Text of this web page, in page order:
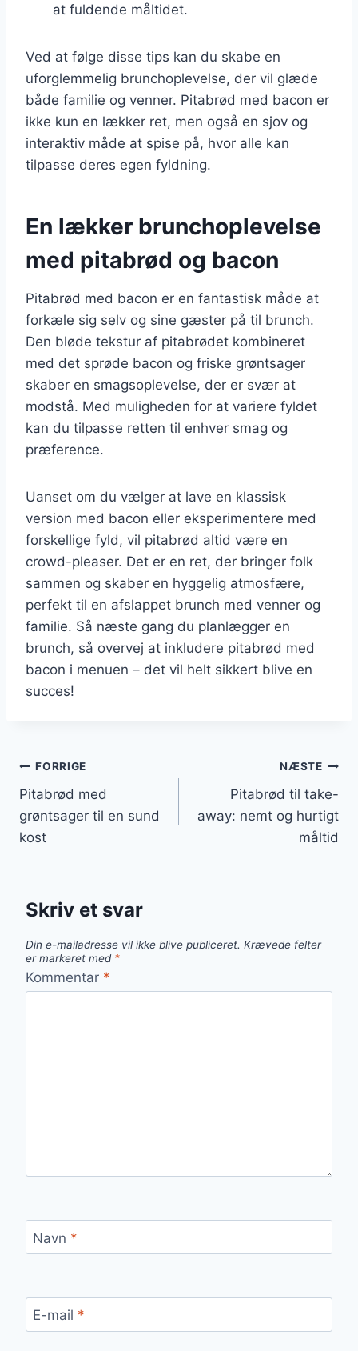
at fuldende måltidet.
Ved at følge disse tips kan du skabe en
uforglemmelig brunchoplevelse, der vil glæde
både familie og venner. Pitabrød med bacon er
ikke kun en lækker ret, men også en sjov og
interaktiv måde at spise på, hvor alle kan
tilpasse deres egen fyldning.
En lækker brunchoplevelse
med pitabrød og bacon
Pitabrød med bacon er en fantastisk måde at
forkæle sig selv og sine gæster på til brunch.
Den bløde tekstur af pitabrødet kombineret
med det sprøde bacon og friske grøntsager
skaber en smagsoplevelse, der er svær at
modstå. Med muligheden for at variere fyldet
kan du tilpasse retten til enhver smag og
præference.
Uanset om du vælger at lave en klassisk
version med bacon eller eksperimentere med
forskellige fyld, vil pitabrød altid være en
crowd-pleaser. Det er en ret, der bringer folk
sammen og skaber en hyggelig atmosfære,
perfekt til en afslappet brunch med venner og
familie. Så næste gang du planlægger en
brunch, så overvej at inkludere pitabrød med
bacon i menuen – det vil helt sikkert blive en
succes!
Indlægsnavigation
FORRIGE
Pitabrød med
grøntsager til en sund
kost
NÆSTE
Pitabrød til take-
away: nemt og hurtigt
måltid
Skriv et svar
Din e-mailadresse vil ikke blive publiceret. Krævede felter
er markeret med *
Kommentar *
Navn *
E-mail *